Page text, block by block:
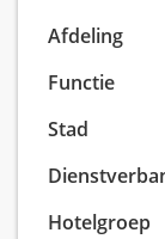
Afdeling
Functie
Stad
Hotelgroep